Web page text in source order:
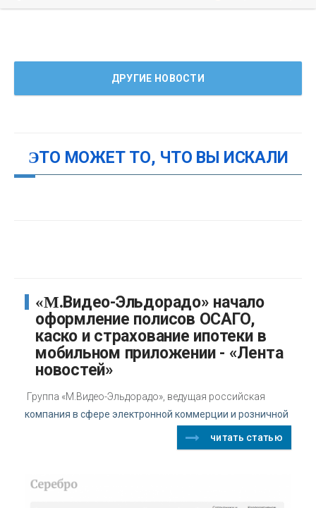
ДРУГИЕ НОВОСТИ
ЭТО МОЖЕТ ТО, ЧТО ВЫ ИСКАЛИ
«М.Видео-Эльдорадо» начало
оформление полисов ОСАГО,
каско и страхование ипотеки в
мобильном приложении - «Лента
новостей»
Группа «М.Видео-Эльдорадо», ведущая российская
компания в сфере электронной коммерции и розничной
читать статью